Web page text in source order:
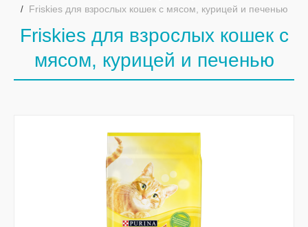
Friskies для взрослых кошек с мясом, курицей и печенью
Friskies для взрослых кошек с
мясом, курицей и печенью